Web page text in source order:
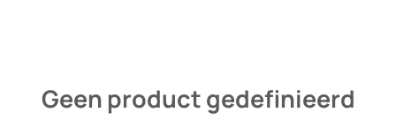
Geen product gedefinieerd